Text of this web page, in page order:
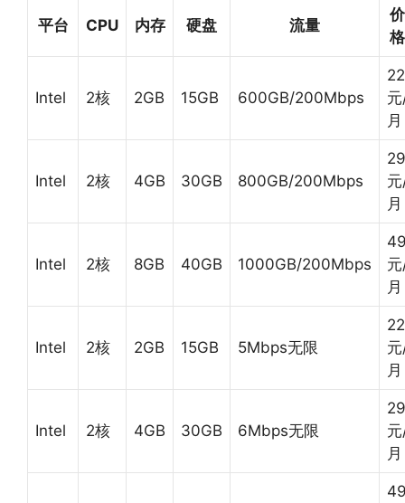
平台 CPU 内存 硬盘 流量
价
格
Intel 2核 2GB 15GB 600GB/200Mbps
22
月
Intel 2核 4GB 30GB 800GB/200Mbps
29
月
Intel 2核 8GB 40GB 1000GB/200Mbps
月
Intel 2核 2GB 15GB 5Mbps无限
22
月
Intel 2核 4GB 30GB 6Mbps无限
29
月